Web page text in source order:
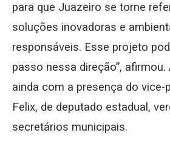
para que Juazeiro se torne
soluções inovadoras e
responsáveis. Esse projeto
passo nessa direção”,
ainda com a presença do vice-
Felix, de deputado estadual,
secretários municipais.